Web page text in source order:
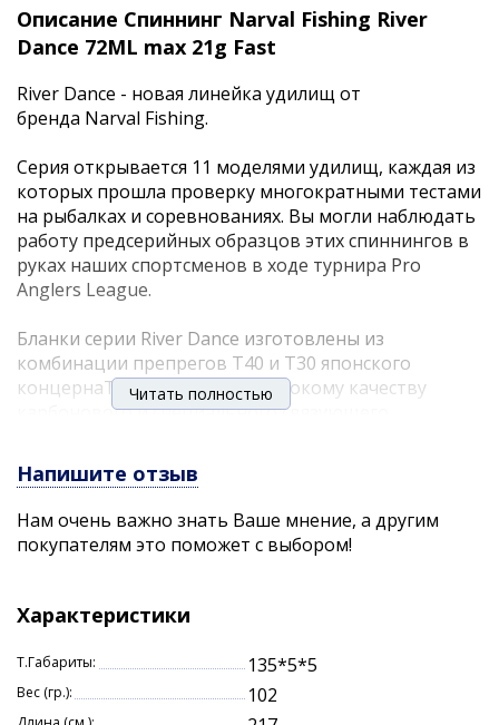
Описание Спиннинг Narval Fishing River
Dance 72ML max 21g Fast
River Dance - новая линейка удилищ от
бренда Narval Fishing.
Серия открывается 11 моделями удилищ, каждая из
которых прошла проверку многократными тестами
на рыбалках и соревнованиях. Вы могли наблюдать
работу предсерийных образцов этих спиннингов в
руках наших спортсменов в ходе турнира Pro
Anglers League.
Бланки серии River Dance изготовлены из
комбинации препрегов T40 и Т30 японского
концернаToray. Благодаря высокому качеству
карбонового и специального связующего
сочетания строя Fast, лёгкости, прочности и
чувствительности бланков.
На бланки установлены кольца Sea Guide (от 9 до 10
штук, в зависимости от длины удилища),
рукояти и батгрипа использована
практичная EVA80.
River Dance это не только превосходный джиговый
инструмент. Этими спиннингами вы сможете
Читать полностью
Напишите отзыв
Нам очень важно знать Ваше мнение, а другим
покупателям это поможет с выбором!
Характеристики
Т.Габариты: 135*5*5
Вес (гр.): 102